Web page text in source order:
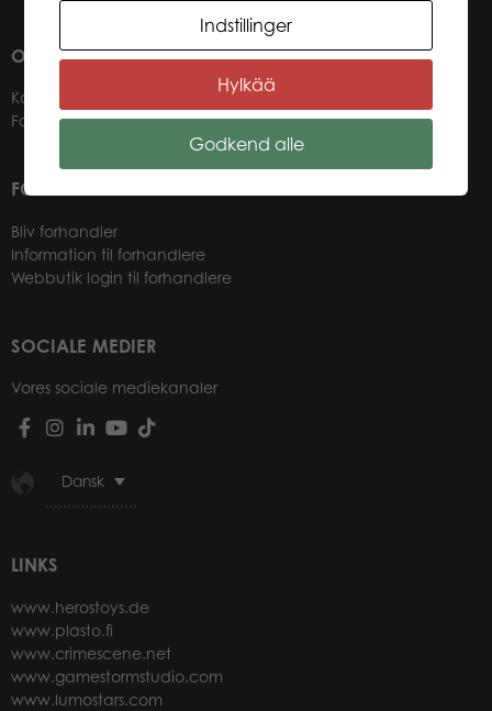
OM OS
Kontakter
Forhandlere
FOR VORES FORHANDLERE
Bliv forhandler
Information til forhandlere
Webbutik login til forhandlere
SOCIALE MEDIER
Vores sociale mediekanaler
Dansk
LINKS
www.herostoys.de
www.plasto.fi
www.crimescene.net
www.gamestormstudio.com
www.lumostars.com
Indstillinger
Hylkää
Godkend alle